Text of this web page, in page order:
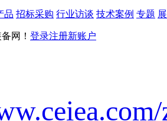
品 招标采购 行业访谈 技术案例 专题
网！ 登录注册新账户